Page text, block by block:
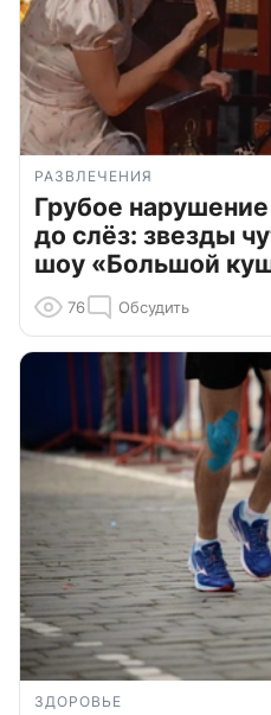
РАЗВЛЕЧЕНИЯ
Грубое
до слёз: звезды
шоу «Большой
76 Обсудить
ЗДОРОВЬЕ